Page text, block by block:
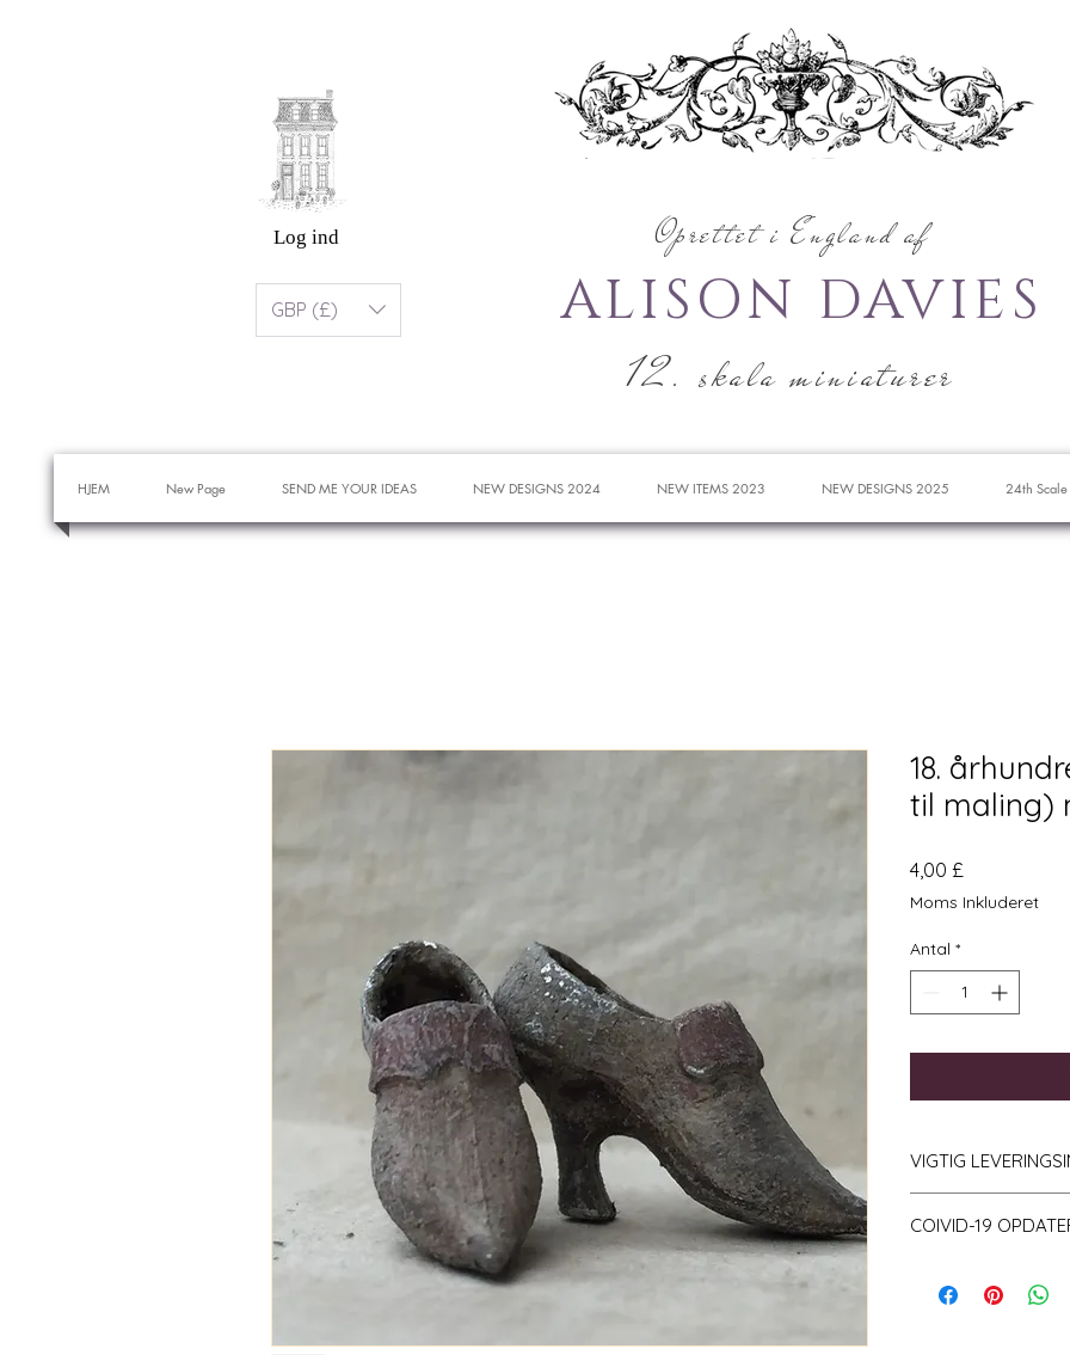
Oprettet i England af
ALISON DAVIES
Log ind
GBP (£)
12. skala miniaturer
HJEM New Page SEND ME YOUR IDEAS NEW DESIGNS 2024 NEW ITEMS 2023 NEW DESIGNS 2025 24th Scale
18.
til maling)
4,00 £
Moms Inkluderet
Antal *
VIGTIG
mængde lager og
10 arbejdsdage.
COIVID-19
Jeg har for nylig